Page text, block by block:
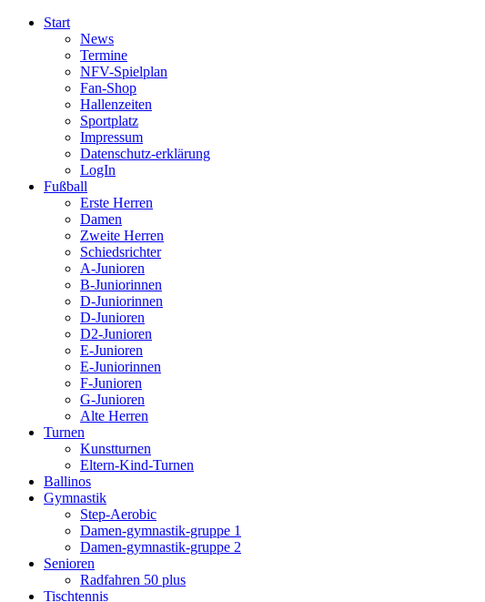
Start
News
Termine
NFV-Spielplan
Fan-Shop
Hallenzeiten
Sportplatz
Impressum
Datenschutz-erklärung
LogIn
Fußball
Erste Herren
Damen
Zweite Herren
Schiedsrichter
A-Junioren
B-Juniorinnen
D-Juniorinnen
D-Junioren
D2-Junioren
E-Junioren
E-Juniorinnen
F-Junioren
G-Junioren
Alte Herren
Turnen
Kunstturnen
Eltern-Kind-Turnen
Ballinos
Gymnastik
Step-Aerobic
Damen-gymnastik-gruppe 1
Damen-gymnastik-gruppe 2
Senioren
Radfahren 50 plus
Tischtennis